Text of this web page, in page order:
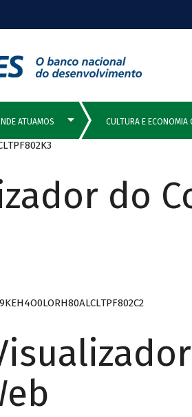
do